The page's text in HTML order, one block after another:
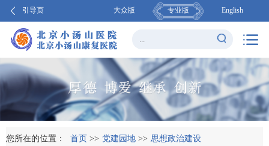
引导页 大众版 专业版 English
您所在的位置： 首页 >> 党建园地 >> 思想政治建设